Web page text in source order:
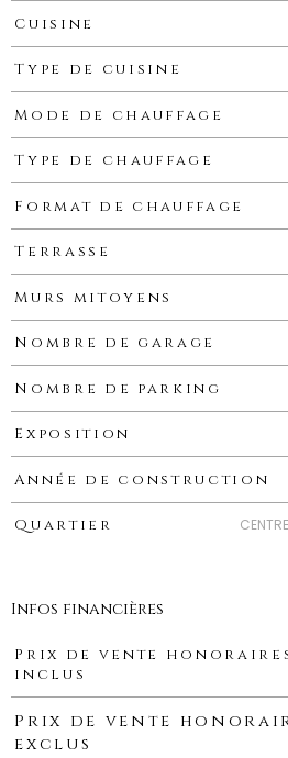
Cuisine
Type de cuisine
Mode de chauffage
Type de chauffage
Format de chauffage
Terrasse
Murs mitoyens
Nombre de garage
Nombre de parking
Exposition
Année de construction
Quartier
Infos financières
Caractéristiques Valeurs
Prix de vente honoraires
inclus
Prix de vente
exclus